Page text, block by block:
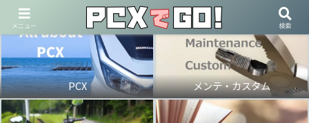
PCX メンテ・カスタム
メニュー 検索